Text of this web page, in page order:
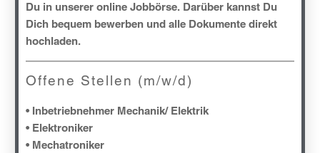
Du in unserer online Jobbörse. Darüber kannst Du
Dich bequem bewerben und alle Dokumente direkt
hochladen.
Offene Stellen (m/w/d)
• Inbetriebnehmer Mechanik/ Elektrik
• Elektroniker
• Mechatroniker